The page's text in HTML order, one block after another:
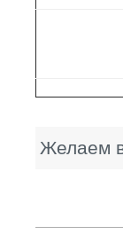
Желаем